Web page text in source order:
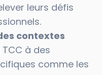
leurs défis
contextes
à des
comme les